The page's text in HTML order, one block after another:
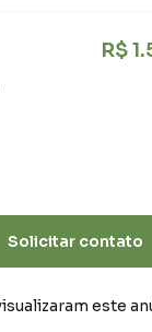
R$
Solicitar contato
este